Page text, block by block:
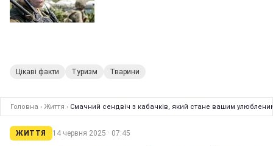
Цікаві факти Туризм Тварини
Головна › Життя › Смачний сендвіч з кабачків, який стане вашим
ЖИТТЯ 14 червня 2025 · 07:45